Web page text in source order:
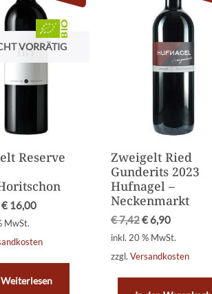
VORRÄTIG
Reserve
€16,00
MwSt.
Weiterlesen
Zweigelt Ried
Gunderits 2023
Hufnagel –
Neckenmarkt
€7,42€6,90
inkl. 20 % MwSt.
zzgl. Versandkosten